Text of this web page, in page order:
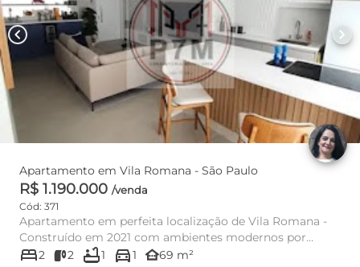
chevron_left chevron_right
Apartamento em Vila Romana - São Paulo
R$ 1.190.000 /venda
Cód: 371
Apartamento em perfeita localização de Vila Romana -
Construído em 2021 com ambientes modernos por
auxílio de Arquiteto...
bed2 2 bathtub1 directions_car1 other_houses69 m²